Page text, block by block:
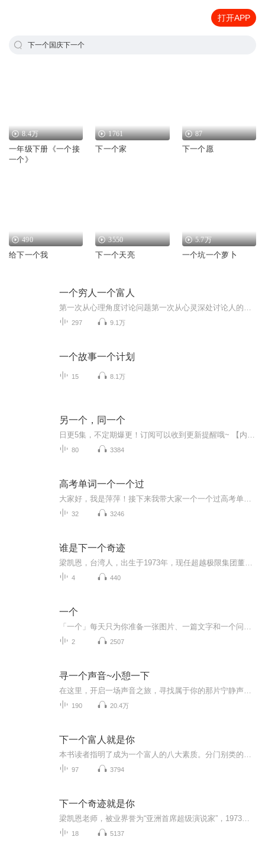
打开APP
下一个国庆下一个
8.4万
一年级下册《一个接
一个》
1761
下一个家
87
下一个愿
490
给下一个我
3550
下一个天亮
5.7万
一个坑一个萝卜
一个穷人一个富人
297 9.1万
一个故事一个计划
15 8.1万
另一个，同一个
80 3384
高考单词一个一个过
32 3246
谁是下一个奇迹
4 440
一个
2 2507
寻一个声音~小憩一下
190 20.4万
下一个富人就是你
97 3794
下一个奇迹就是你
18 5137